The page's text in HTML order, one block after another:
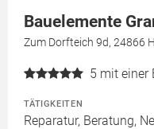
Bauelemente
Zum Dorfteich 9d, 24866
5 mit einer
TÄTIGKEITEN
Reparatur, Beratung,